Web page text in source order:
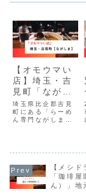
【オモウマい
店】埼玉・吉
見町「ながし
ま」83歳よろ
しく全力ラー
メン
埼玉県比企郡吉見
町にある「らーめ
ん専門ながしま」
【メシド
「珈琲屋
ん）」地